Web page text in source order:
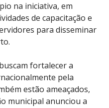
na iniciativa, em
de capacitação e
para disseminar
fortalecer a
pela
estão ameaçados,
municipal anunciou a